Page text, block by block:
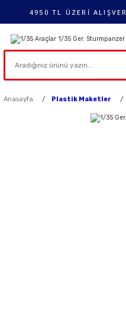
4950 TL ÜZERİ
Anasayfa Plastik Maketler